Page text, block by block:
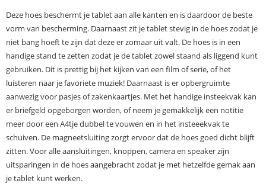
Deze hoes beschermt je tablet aan alle kanten en is daardoor de beste
vorm van bescherming. Daarnaast zit je tablet stevig in de hoes zodat je
niet bang hoeft te zijn dat deze er zomaar uit valt. De hoes is in een
handige stand te zetten zodat je de tablet zowel staand als liggend kunt
gebruiken. Dit is prettig bij het kijken van een film of serie, of het
luisteren naar je favoriete muziek! Daarnaast is er opbergruimte
aanwezig voor pasjes of zakenkaartjes. Met het handige insteekvak kan
er briefgeld opgeborgen worden, of neem je gemakkelijk een notitie
meer door een A4tje dubbel te vouwen en in het insteeekvak te
schuiven. De magneetsluiting zorgt ervoor dat de hoes goed dicht blijft
zitten. Voor alle aansluitingen, knoppen, camera en speaker zijn
uitsparingen in de hoes aangebracht zodat je met hetzelfde gemak aan
je tablet kunt werken.